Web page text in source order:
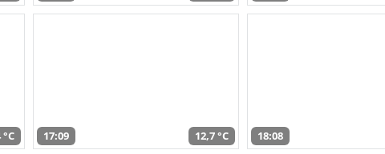
17:09 12,7 °C 18:08